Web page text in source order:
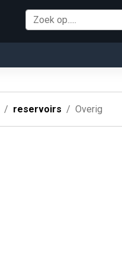
reservoirs Overig